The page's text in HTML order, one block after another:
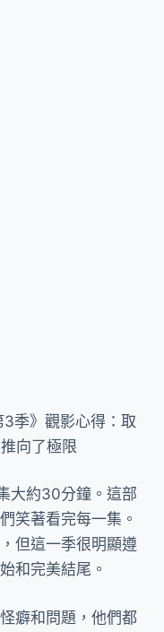
大約30分鐘。這部
笑著看完每一集。
但這一季很明顯遵
和完美結尾。
癖和問題，他們都